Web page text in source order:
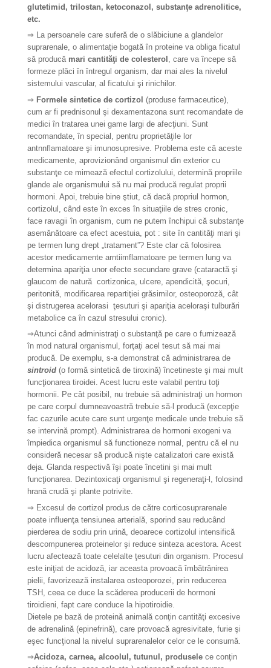
glutetimid, trilostan, ketoconazol, substanţe adrenolitice,
etc.
⇒ La persoanele care suferă de o slăbiciune a glandelor
suprarenale, o alimentaţie bogată în proteine va obliga ficatul
să producă mari cantităţi de colesterol , care va începe să
formeze plăci în întregul organism, dar mai ales la nivelul
sistemului vascular, al ficatului şi rinichilor.
⇒ Formele sintetice de cortizol (produse farmaceutice),
cum ar fi prednisonul şi dexamentazona sunt recomandate de
medici în tratarea unei game largi de afecţiuni. Sunt
recomandate, în special, pentru proprietăţile lor
antnnflamatoare şi imunosupresive. Problema este că aceste
medicamente, aprovizionând organismul din exterior cu
substanţe ce mimează efectul cortizolului, determină propriile
glande ale organismului să nu mai producă regulat proprii
hormoni. Apoi, trebuie bine ştiut, că dacă propriul hormon,
cortizolul, când este în exces în situaţiile de stres cronic,
face ravagii în organism, cum ne putem închipui că substanţe
asemănătoare ca efect acestuia, pot : site în cantităţi mari şi
pe termen lung drept „tratament”? Este clar că folosirea
acestor medicamente arntiimflamatoare pe termen lung va
determina apariţia unor efecte secundare grave (cataractă şi
glaucom de natură cortizonica, ulcere, apendicită, şocuri,
peritonită, modificarea repartiţiei grăsimilor, osteoporoză, cât
şi distrugerea acelorasi ţesuturi şi apariţia aceloraşi tulburări
metabolice ca în cazul stresului cronic).
⇒Atunci când administraţi o substanţă pe care o furnizează
în mod natural organismul, forţaţi acel tesut să mai mai
producă. De exemplu, s-a demonstrat că administrarea de
sintroid (o formă sintetică de tiroxină) încetineste şi mai mult
funcţionarea tiroidei. Acest lucru este valabil pentru toţi
hormonii. Pe cât posibil, nu trebuie să administraţi un hormon
pe care corpul dumneavoastră trebuie să-l producă (excepţie
fac cazurile acute care sunt urgenţe medicale unde trebuie să
se intervină prompt). Administrarea de hormoni exogeni va
împiedica organismul să functioneze normal, pentru că el nu
consideră necesar să producă nişte catalizatori care există
deja. Glanda respectivă îşi poate încetini şi mai mult
funcţionarea. Dezintoxicaţi organismul şi regeneraţi-l, folosind
hrană crudă şi plante potrivite.
⇒ Excesul de cortizol produs de către corticosuprarenale
poate influenţa tensiunea arterială, sporind sau reducând
pierderea de sodiu prin urină, deoarece cortizolul intensifică
descompunerea proteinelor şi reduce sinteza acestora. Acest
lucru afectează toate celelalte ţesuturi din organism. Procesul
este iniţiat de acidoză, iar aceasta provoacă îmbătrânirea
pielii, favorizează instalarea osteoporozei, prin reducerea
TSH, ceea ce duce la scăderea producerii de hormoni
tiroidieni, fapt care conduce la hipotiroidie.
Dietele pe bază de proteină animală conţin cantităţi excesive
de adrenalină (epinefrină), care provoacă agresivitate, furie şi
eşec funcţional la nivelul suprarenalelor celor ce le consumă.
⇒Acidoza, carnea, alcoolul, tutunul, produsele ce conţin